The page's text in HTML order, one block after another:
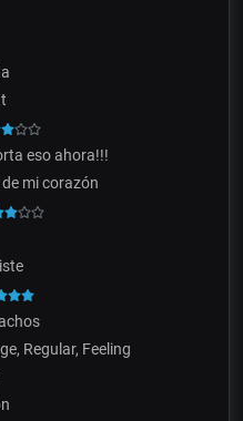
eso ahora!!!
mi corazón
Regular, Feeling